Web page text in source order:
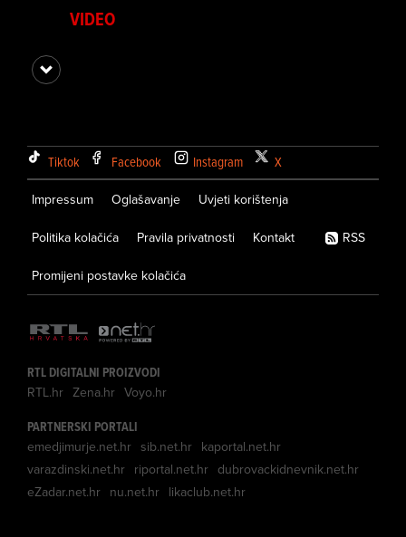
VIDEO
Tiktok Facebook Instagram X
Impressum Oglašavanje Uvjeti korištenja
Politika kolačića Pravila privatnosti Kontakt
Promijeni postavke kolačića
RSS
RTL DIGITALNI PROIZVODI
RTL.hr Zena.hr Voyo.hr
PARTNERSKI PORTALI
emedjimurje.net.hr sib.net.hr kaportal.net.hr
varazdinski.net.hr riportal.net.hr dubrovackidnevnik.net.hr
eZadar.net.hr nu.net.hr likaclub.net.hr